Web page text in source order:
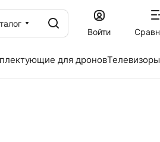
Войти
для дроновТелевизоры